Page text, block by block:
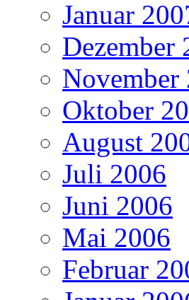
Januar
Dezember
November
Oktober
August
Juli 2006
Juni 2006
Mai 2006
Februar